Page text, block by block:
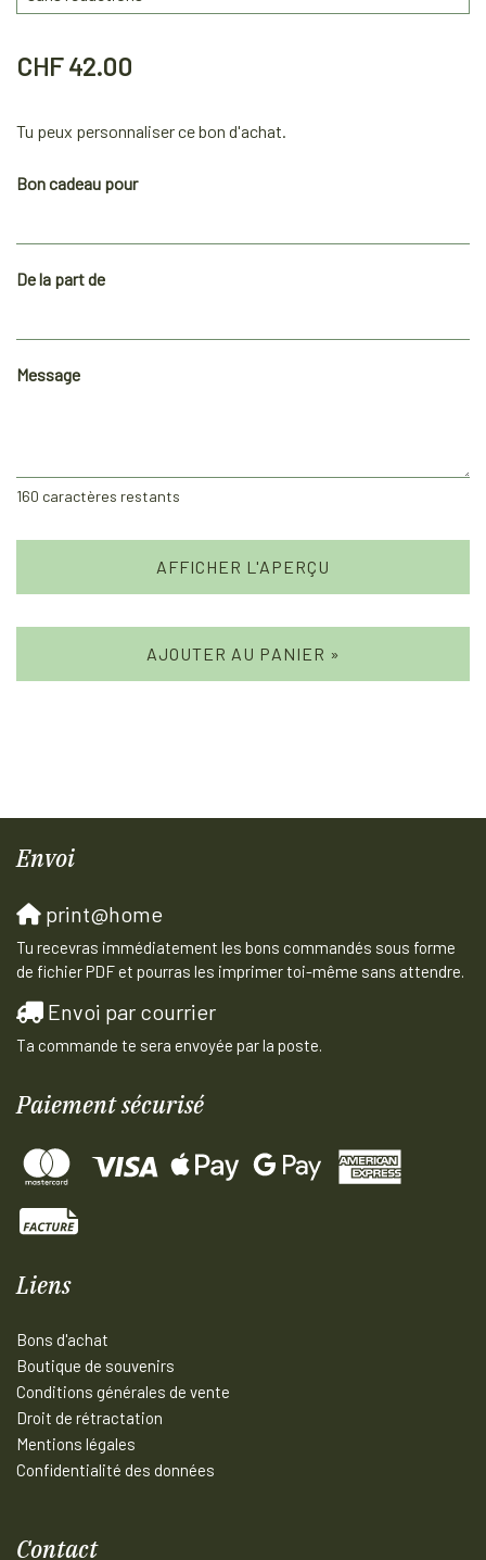
CHF 42.00
Tu peux personnaliser ce bon d'achat.
Bon cadeau pour
De la part de
Message
160 caractères restants
AFFICHER L'APERÇU
AJOUTER AU PANIER »
Envoi
print@home
Tu recevras immédiatement les bons commandés sous forme
de fichier PDF et pourras les imprimer toi-même sans attendre.
Envoi par courrier
Ta commande te sera envoyée par la poste.
Paiement sécurisé
Liens
Bons d'achat
Boutique de souvenirs
Conditions générales de vente
Droit de rétractation
Mentions légales
Confidentialité des données
Contact